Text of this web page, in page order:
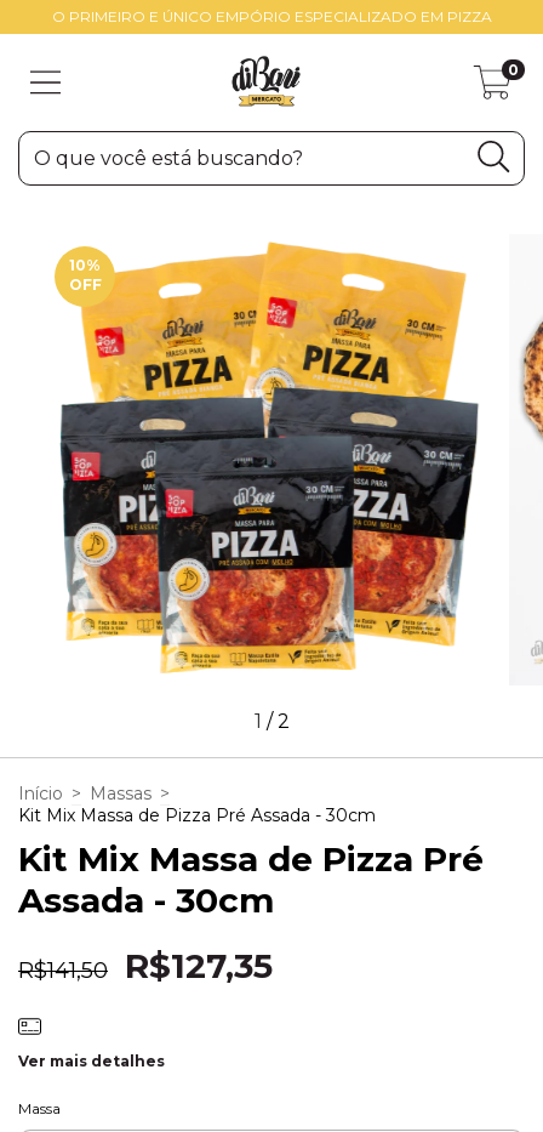
O PRIMEIRO E ÚNICO EMPÓRIO ESPECIALIZADO EM PIZZA
0
10%
OFF
1 /2
Início > Massas >
Kit Mix Massa de Pizza Pré Assada - 30cm
Kit Mix Massa de Pizza Pré
Assada - 30cm
R$141,50 R$127,35
Ver mais detalhes
Massa